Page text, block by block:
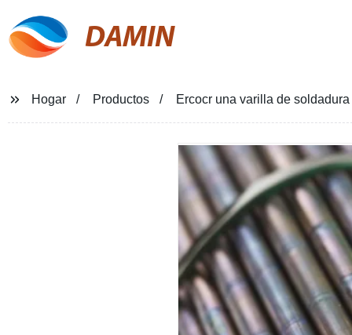
DAMIN
Hogar Productos Ercocr una varilla de